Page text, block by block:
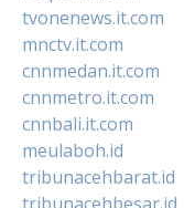
tvonenews.it.com
mnctv.it.com
cnnmedan.it.com
cnnmetro.it.com
cnnbali.it.com
meulaboh.id
tribunacehbarat.id